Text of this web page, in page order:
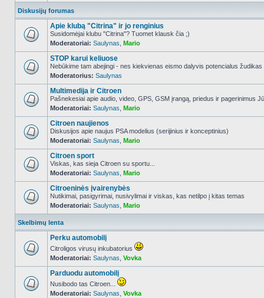
užrakintas
Diskusijų forumas
NO_UNREAD_POSTS
Apie klubą "Citrina" ir jo renginius
Susidomėjai klubu "Citrina"? Tuomet klausk čia ;)
Moderatoriai: Saulynas Mario
NO_UNREAD_POSTS
STOP karui keliuose
Nebūkime tam abejingi - nes kiekvienas eismo dalyvis potencialus žudikas
Moderatorius: Saulynas
NO_UNREAD_POSTS
Multimedija ir Citroen
Pašnekesiai apie audio, video, GPS, GSM įrangą, priedus ir pagerinimus
Moderatoriai: Saulynas Mario
NO_UNREAD_POSTS
Citroen naujienos
Diskusijos apie naujus PSA modelius (serijinius ir konceptinius)
Moderatoriai: Saulynas Mario
NO_UNREAD_POSTS
Citroen sport
Viskas, kas sieja Citroen su sportu...
Moderatoriai: Saulynas Mario
NO_UNREAD_POSTS
Citroeninės įvairenybės
Nutikimai, pasigyrimai, nusivylimai ir viskas, kas netilpo į kitas temas
Moderatoriai: Saulynas Mario
Skelbimų lenta
NO_UNREAD_POSTS
Perku automobilį
Citroligos virusų inkubatorius
Moderatoriai: Saulynas Vovka
NO_UNREAD_POSTS
Parduodu automobilį
Nusibodo tas Citroen...
Moderatoriai: Saulynas Vovka